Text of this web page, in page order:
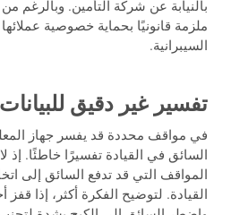
بالنيابة عن شركة التأمين. وبالرغم
ملزمة قانونيًا بحماية خصوصية
السيبرانية.
تفسير غير دقيق للبيانات
في مواقف محددة قد يفسر جهاز
السائق في القيادة تفسيرًا خاطئًا. إذ
المواقف التي قد تدفع السائق إلى
القيادة. لتوضيح الفكرة أكثر، إذا قفز